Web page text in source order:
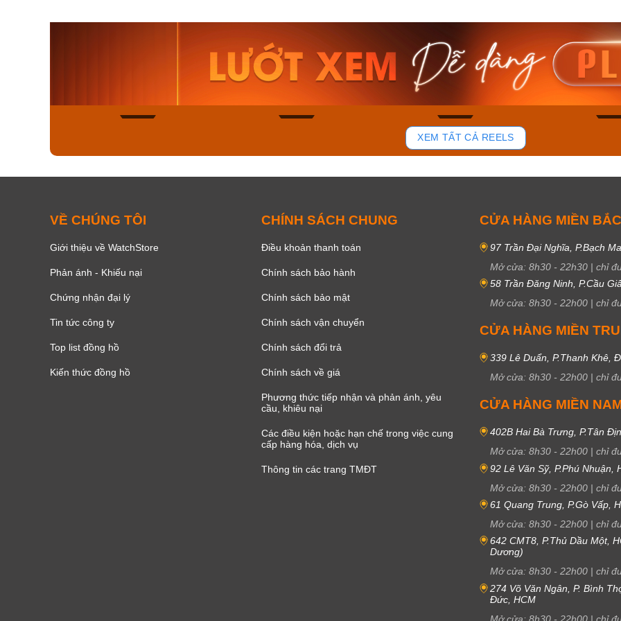
Casio Nam MTS-
115D-1AVDF
2.823.000₫
2.399.550₫
Mua ngay
37
Casio Nam MTS-
RS100L-1AVDF
4.276.000₫
3.634.600₫
Casio
230EL-
Mua
XEM TẤT CẢ REELS
VỀ CHÚNG TÔI
Giới thiệu về WatchStore
Phản ánh - Khiếu nại
Chứng nhận đại lý
Tin tức công ty
Top list đồng hồ
Kiến thức đồng hồ
CHÍNH SÁCH CHUNG
Điều khoản thanh toán
Chính sách bảo hành
Chính sách bảo mật
Chính sách vận chuyển
Chính sách đổi trả
Chính sách về giá
Phương thức tiếp nhận và phản ánh, yêu
cầu, khiêu nại
Các điều kiện hoặc hạn chế trong việc cung
cấp hàng hóa, dịch vụ
Thông tin các trang TMĐT
CỬA HÀNG MIỀN BẮC
97 Trần Đại Nghĩa, P.Bạch
Mở cửa: 8h30 - 22h30 | chỉ
58 Trần Đăng Ninh, P.Cầu
Mở cửa: 8h30 - 22h00 | chỉ
CỬA HÀNG MIỀN
339 Lê Duẩn, P.Thanh Khê,
Mở cửa: 8h30 - 22h00 | chỉ
CỬA HÀNG MIỀN
402B Hai Bà Trưng, P.Tân
Mở cửa: 8h30 - 22h00 | chỉ
92 Lê Văn Sỹ, P.Phú Nhuận,
Mở cửa: 8h30 - 22h00 | chỉ
61 Quang Trung, P.Gò Vấp,
Mở cửa: 8h30 - 22h00 | chỉ
642 CMT8, P.Thủ Dầu Một,
Dương)
Mở cửa: 8h30 - 22h00 | chỉ
274 Võ Văn Ngân, P. Bình
Đức, HCM
Mở cửa: 8h30 - 22h00 | chỉ